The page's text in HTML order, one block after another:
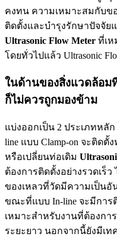
คงทน ความเหมาะสมกับข
ติดตั้งและบำรุงรักษาปัจจั
Ultrasonic Flow Meter ที่เ
โดยทั่วไปแล้ว Ultrasonic
ในด้านของสิ่งแวดล้อม
ก็ไม่ควรถูกมองข้าม
แบ่งออกเป็น 2 ประเภทหลั
line แบบ Clamp-on จะติด
หรือเปลี่ยนท่อเดิม
ต้องการติดตั้งอย่างรวดเร็
ของเหลวที่วัดมีความเป็น
ขณะที่แบบ In-line จะมีการ
เหมาะสำหรับงานที่ต้องก
ระยะยาว นอกจากนี้ยังมีเ